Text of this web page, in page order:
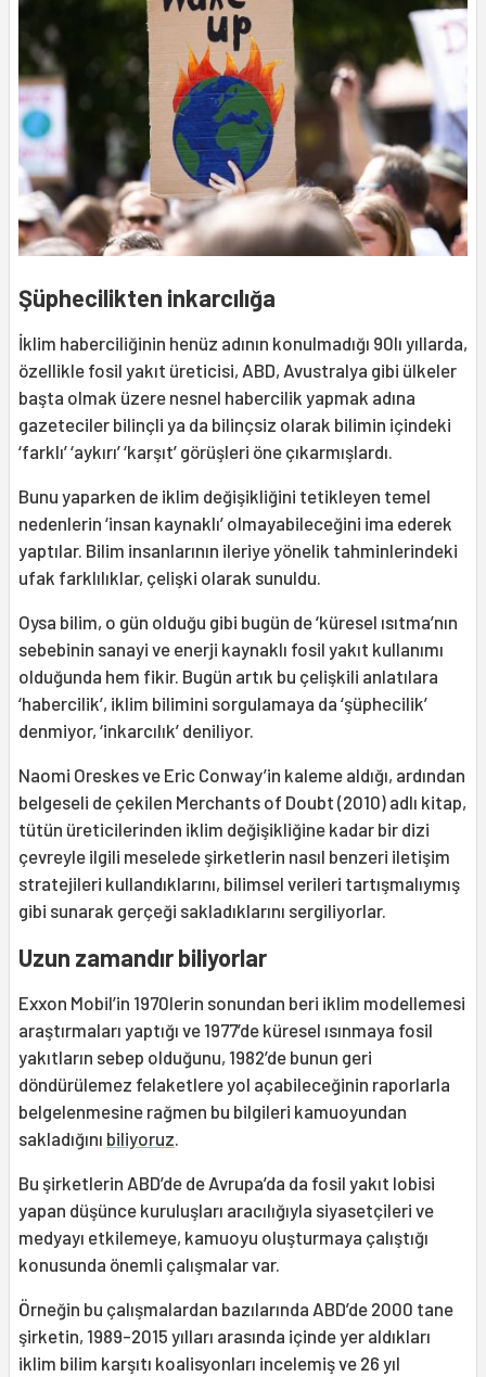
Şüphecilikten inkarcılığa
İklim haberciliğinin henüz adının konulmadığı 90lı yıllarda,
özellikle fosil yakıt üreticisi, ABD, Avustralya gibi ülkeler
başta olmak üzere nesnel habercilik yapmak adına
gazeteciler bilinçli ya da bilinçsiz olarak bilimin içindeki
‘farklı’ ‘aykırı’ ‘karşıt’ görüşleri öne çıkarmışlardı.
Bunu yaparken de iklim değişikliğini tetikleyen temel
nedenlerin ‘insan kaynaklı’ olmayabileceğini ima ederek
yaptılar. Bilim insanlarının ileriye yönelik tahminlerindeki
ufak farklılıklar, çelişki olarak sunuldu.
Oysa bilim, o gün olduğu gibi bugün de ‘küresel ısıtma’nın
sebebinin sanayi ve enerji kaynaklı fosil yakıt kullanımı
olduğunda hem fikir. Bugün artık bu çelişkili anlatılara
‘habercilik’, iklim bilimini sorgulamaya da ‘şüphecilik’
denmiyor, ‘inkarcılık’ deniliyor.
Naomi Oreskes ve Eric Conway’in kaleme aldığı, ardından
belgeseli de çekilen Merchants of Doubt (2010) adlı kitap,
tütün üreticilerinden iklim değişikliğine kadar bir dizi
çevreyle ilgili meselede şirketlerin nasıl benzeri iletişim
stratejileri kullandıklarını, bilimsel verileri tartışmalıymış
gibi sunarak gerçeği sakladıklarını sergiliyorlar.
Uzun zamandır biliyorlar
Exxon Mobil’in 1970lerin sonundan beri iklim modellemesi
araştırmaları yaptığı ve 1977’de küresel ısınmaya fosil
yakıtların sebep olduğunu, 1982’de bunun geri
döndürülemez felaketlere yol açabileceğinin raporlarla
belgelenmesine rağmen bu bilgileri kamuoyundan
sakladığını biliyoruz
Bu şirketlerin ABD’de de Avrupa’da da fosil yakıt lobisi
yapan düşünce kuruluşları aracılığıyla siyasetçileri ve
medyayı etkilemeye, kamuoyu oluşturmaya çalıştığı
konusunda önemli çalışmalar var.
Örneğin bu çalışmalardan bazılarında ABD’de 2000 tane
şirketin, 1989-2015 yılları arasında içinde yer aldıkları
iklim bilim karşıtı koalisyonları incelemiş ve 26 yıl